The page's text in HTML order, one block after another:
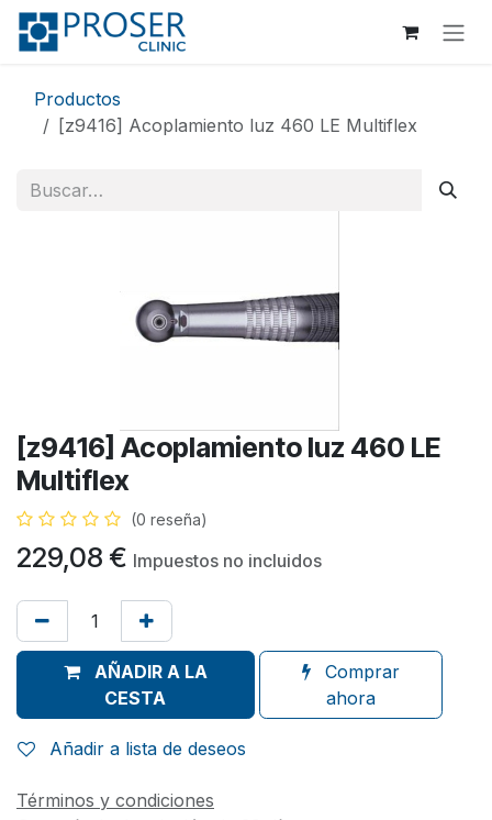
Ir al contenido
Productos
[z9416] Acoplamiento luz 460 LE Multiflex
[z9416] Acoplamiento luz 460 LE
Multiflex
(0 reseña)
229,08 € Impuestos no incluidos
AÑADIR A LA
CESTA
Comprar
ahora
Añadir a lista de deseos
Términos y condiciones